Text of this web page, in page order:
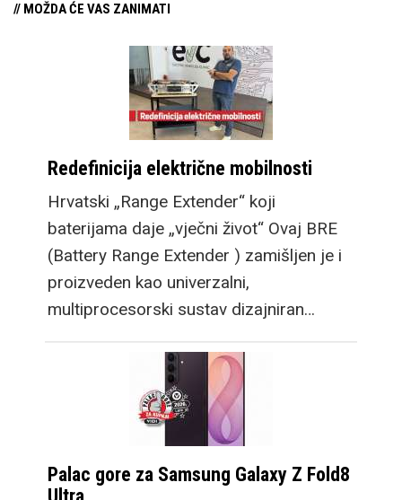
// MOŽDA ĆE VAS ZANIMATI
Redefinicija električne mobilnosti
Hrvatski „Range Extender“ koji
baterijama daje „vječni život“ Ovaj BRE
(Battery Range Extender ) zamišljen je i
proizveden kao univerzalni,
multiprocesorski sustav dizajniran…
Palac gore za Samsung Galaxy Z Fold8